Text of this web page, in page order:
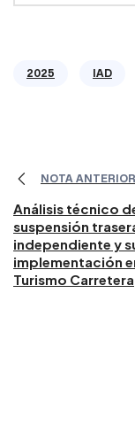
2025 IAD
NOTA ANTERIOR
Análisis técnico
suspensión
independiente y
implementación
Turismo Carretera